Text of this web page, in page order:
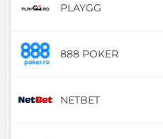
PLAYGG
888 POKER
NETBET